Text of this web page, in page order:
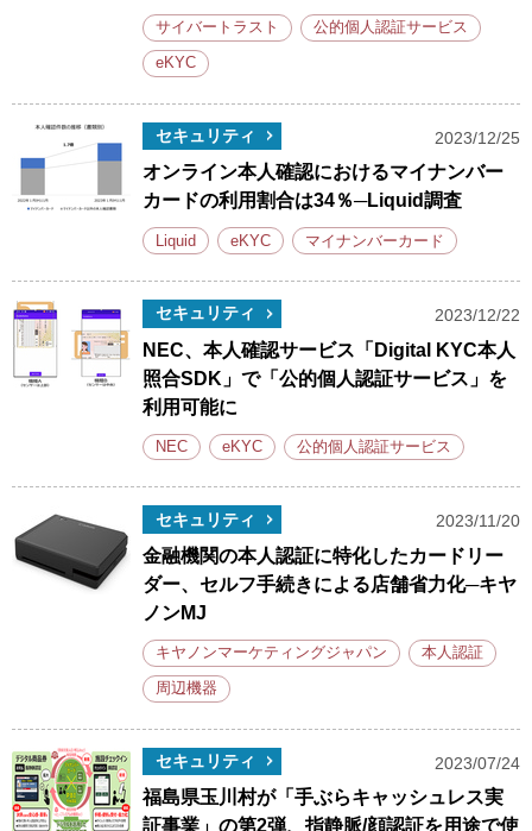
サイバートラスト 公的個人認証サービス
eKYC
セキュリティ 2023/12/25
オンライン本人確認におけるマイナンバー
カードの利用割合は34％─Liquid調査
Liquid eKYC マイナンバーカード
セキュリティ 2023/12/22
NEC、本人確認サービス「Digital KYC本人
照合SDK」で「公的個人認証サービス」を
利用可能に
NEC eKYC 公的個人認証サービス
セキュリティ 2023/11/20
金融機関の本人認証に特化したカードリー
ダー、セルフ手続きによる店舗省力化─キヤ
ノンMJ
キヤノンマーケティングジャパン 本人認証
周辺機器
セキュリティ 2023/07/24
福島県玉川村が「手ぶらキャッシュレス実
証事業」の第2弾、指静脈/顔認証を用途で使